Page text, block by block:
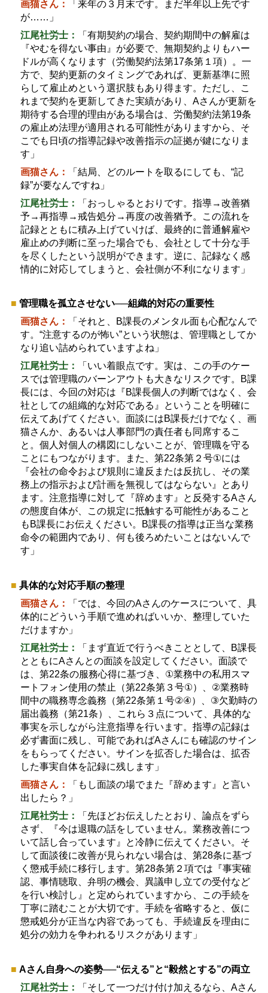
画猫さん：
「来年の３月末です。まだ半年以上先です
が…… 」
江尾社労士：
「有期契約の場合、契約期間中の解雇は
『やむを得ない事由』が必要で、無期契約よりもハー
ドルが高くなります（労働契約法第17条第１項）。一
方で、契約更新のタイミングであれば、更新基準に照
らして雇止めという選択肢もあり得ます。ただし、こ
れまで契約を更新してきた実績があり、 Aさんが更新を
期待する合理的理由がある場合は、労働契約法第19条
の雇止め法理が適用される可能性がありますから、そ
こでも日頃の指導記録や改善指示の証拠が鍵になりま
す」
画猫さん：
「結局、どのルートを取るにしても、 “記
録”が要なんですね」
江尾社労士：
「おっしゃるとおりです。指導→改善猶
予→再指導→戒告処分 →再度の改善猶予。この流れを
記録とともに積み上げていけば、最終的に普通解雇や
雇止めの判断に至った場合でも、会社として十分な手
を尽くしたという説明ができます。逆に、記録なく感
情的に対応してしまうと、会社側が不利になります」
■ 管理職を孤立させない──組織的対応の重要性
画猫さん：
「それと、 B課長のメンタル面も心配なんで
す。 “注意するのが怖い”という状態は、管理職としてか
なり追い詰められていますよね」
江尾社労士：
「いい着眼点です。実は、この手のケー
スでは管理職のバーンアウトも大きなリスクです。
B課
長には、今回の対応は『 B課長個人の判断ではなく、会
社としての組織的な対応である』ということを明確に
伝えてあげてください。面談にはB課長だけでなく、画
猫さんか、あるいは人事部門の責任者も同席するこ
と。個人対個人の構図にしないことが、管理職を守る
ことにもつながります。また、第22条第２号①には
『会社の命令および規則に違反または反抗し、その業
務上の指示および計画を無視してはならない』とあり
ます。注意指導に対して『辞めます』と反発するAさん
の態度自体が、この規定に抵触する可能性があること
も B課長にお伝えください。 B課長の指導は正当な業務
命令の範囲内であり、何も後ろめたいことはないんで
す」
■ 具体的な対応手順の整理
画猫さん：
「では、今回のAさんのケースについて、具
体的にどういう手順で進めればいいか、整理していた
だけますか」
江尾社労士：
「まず直近で行うべきこととして、 B課長
とともにAさんとの面談を設定してください。面談で
は、第22条の服務心得に基づき、 ①業務中の私用スマ
ートフォン使用の禁止（第22条第３号①）、 ②業務時
間中の職務専念義務（第22条第１号②④）、 ③欠勤時の
届出義務（第21条）、これら３点について、具体的な
事実を示しながら注意指導を行います。指導の記録は
必ず書面に残し、可能であればAさんにも確認のサイン
をもらってください。サインを拡否した場合は、拡否
した事実自体を記録に残します」
画猫さん：
「もし面談の場でまた『辞めます』と言い
出したら？」
江尾社労士：
「先ほどお伝えしたとおり、論点をずら
さず、『今は退職の話をしていません。業務改善につ
いて話し合っています』と冷静に伝えてください。そ
して面談後に改善が見られない場合は、第28条に基づ
く懲戒手続に移行します。第28条第２項では『事実確
認、事情聴取、弁明の機会、異議申し立ての受付など
を行い検討し』と定められていますから、この手続を
丁寧に踏むことが大切です。手続を省略すると、仮に
懲戒処分が正当な内容であっても、手続違反を理由に
処分の効力を争われるリスクがあります」
■ Aさん自身への姿勢──“伝える”と“毅然とする”の両立
江尾社労士：
「そして一つだけ付け加えるなら、 Aさん